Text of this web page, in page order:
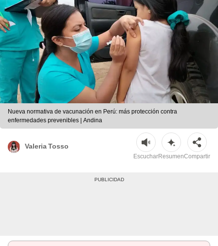
Nueva normativa de vacunación en Perú: más protección contra
enfermedades prevenibles | Andina
Valeria Tosso
EscucharResumenCompartir